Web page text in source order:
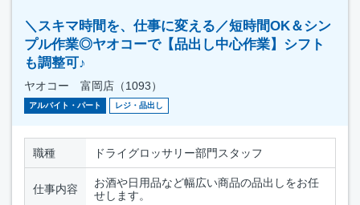
＼スキマ時間を、仕事に変える／短時間OK＆シン
プル作業◎ヤオコーで【品出し中心作業】シフト
も調整可♪
ヤオコー 富岡店（1093）
アルバイト・パート レジ・品出し
職種 ドライグロッサリー部門スタッフ
仕事内容
お酒や日用品など幅広い商品の品出しをお任
せします。